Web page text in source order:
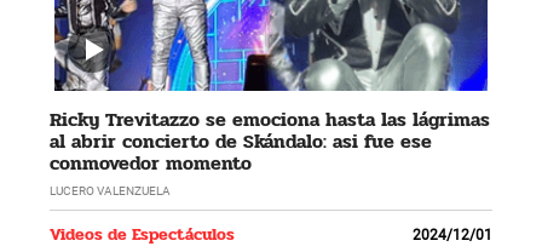
Ricky Trevitazzo se emociona hasta las lágrimas
al abrir concierto de Skándalo: asi fue ese
conmovedor momento
LUCERO VALENZUELA
Videos de Espectáculos 2024/12/01